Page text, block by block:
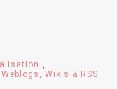
Weblogs, Wikis & RSS